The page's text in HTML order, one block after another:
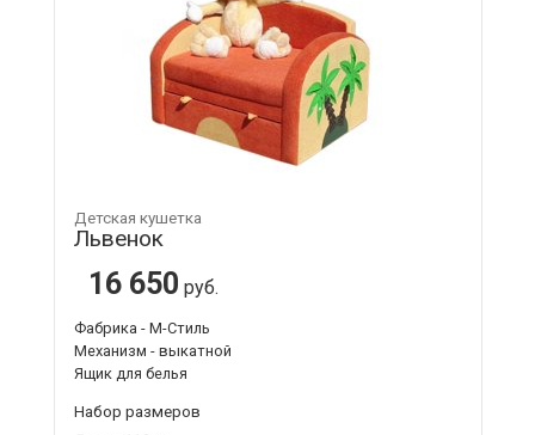
Детская кушетка
Львенок
16 650 руб.
Фабрика - М-Стиль
Механизм - выкатной
Ящик для белья
Набор размеров